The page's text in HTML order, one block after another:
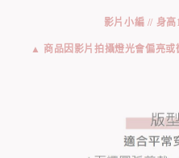
影片小編 // 身
▲ 商品因影片拍攝燈光會偏亮